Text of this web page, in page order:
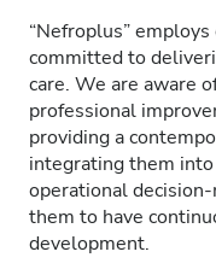
“Nefroplus”
committed to
care. We are aware
professional
providing a
integrating them
operational
them to have
development.